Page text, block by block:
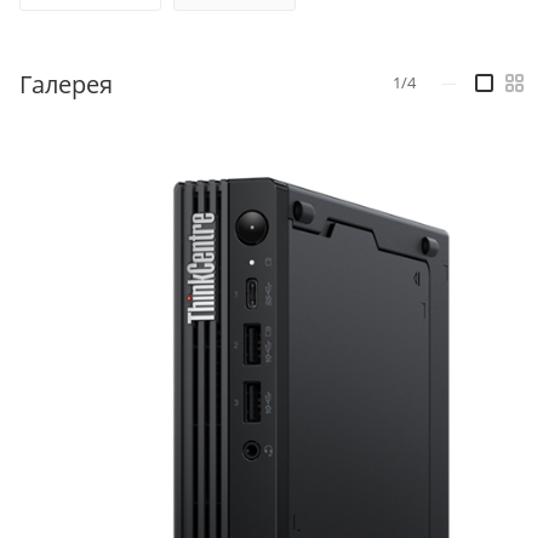
Галерея 1/4